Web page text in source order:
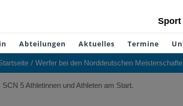
Sport
Abteilungen Aktuelles Termine
Werfer bei den Norddeutschen
5 Athletinnen und Athleten am Start.